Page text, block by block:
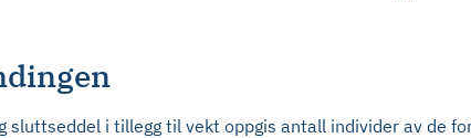
sluttseddel i tillegg til vekt oppgis antall individer av de